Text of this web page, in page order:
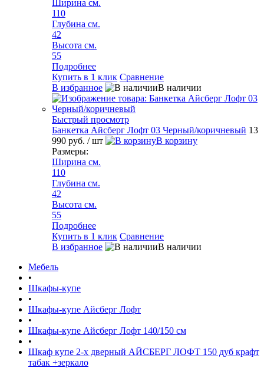
Ширина см.
110
Глубина см.
42
Высота см.
55
Подробнее
Купить в 1 клик Сравнение
В избранное
В наличии
Быстрый просмотр
Банкетка Айсберг Лофт 03 Черный/коричневый 13
990 руб. / шт
В корзину
Размеры:
Ширина см.
110
Глубина см.
42
Высота см.
55
Подробнее
Купить в 1 клик Сравнение
В избранное
В наличии
Мебель
•
Шкафы-купе
•
Шкафы-купе Айсберг Лофт
•
Шкафы-купе Айсберг Лофт 140/150 см
•
Шкаф купе 2-х дверный АЙСБЕРГ ЛОФТ 150 дуб крафт
табак +зеркало